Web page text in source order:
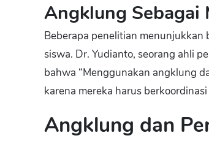
Angklung Sebagai
Beberapa penelitian
siswa. Dr. Yudianto, seorang ahli
bahwa “Menggunakan angklung
karena mereka harus
Angklung dan